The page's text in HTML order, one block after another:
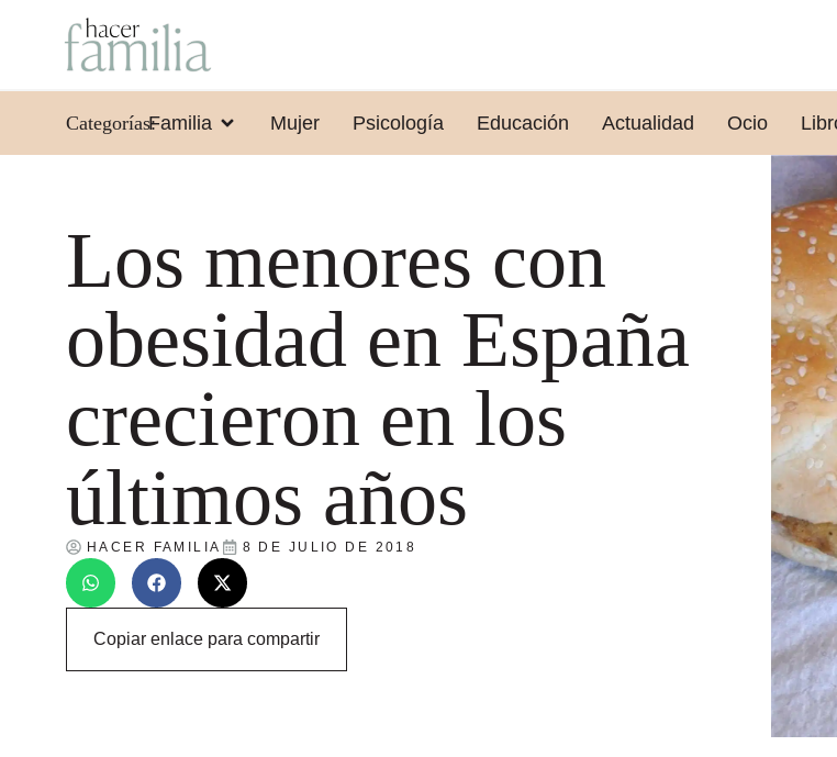
Categorías:Familia Mujer Psicología Educación Actualidad Ocio
Los menores con
obesidad en España
crecieron en los
últimos años
HACER FAMILIA 8 DE JULIO DE 2018
Copiar enlace para compartir